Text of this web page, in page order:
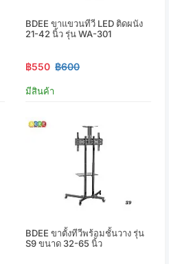
BDEE ขาแขวนทีวี LED ติดผนัง
21-42 นิ้ว รุ่น WA-301
฿550 ฿600
มีสินค้า
BDEE ขาตั้งทีวีพร้อมชั้นวาง รุ่น
S9 ขนาด 32-65 นิ้ว